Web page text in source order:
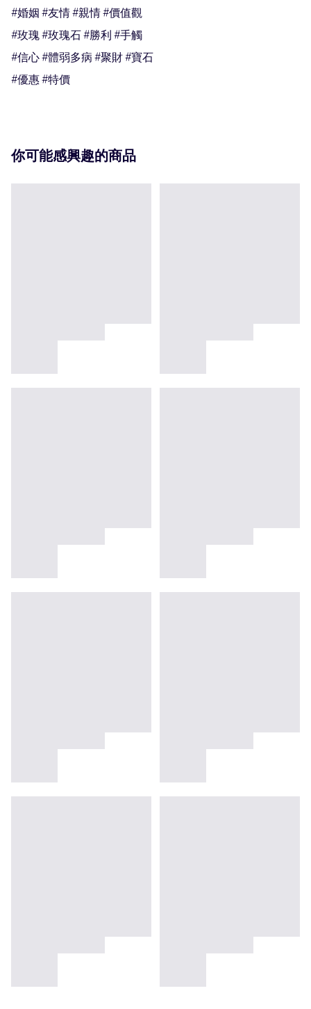
#婚姻 #友情 #親情 #價值觀
#玫瑰 #玫瑰石 #勝利 #手觸
#信心 #體弱多病 #聚財 #寶石
#優惠 #特價
你可能感興趣的商品